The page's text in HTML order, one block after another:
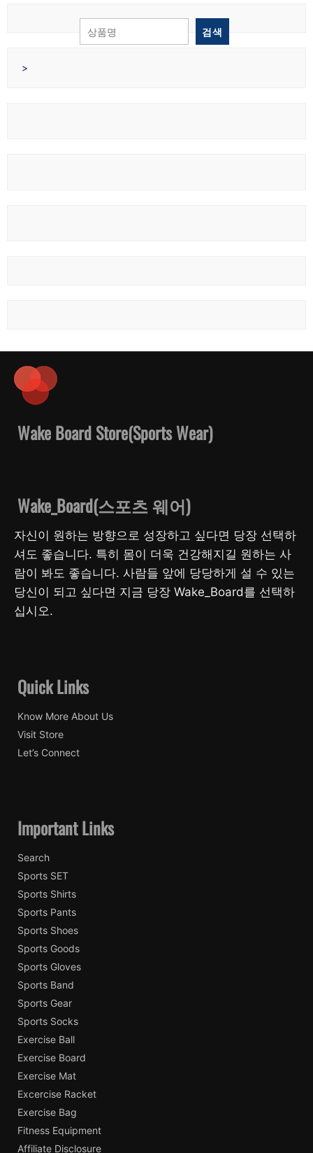
검색
>
Wake Board Store(Sports Wear)
Wake_Board(스포츠 웨어)
자신이 원하는 방향으로 성장하고 싶다면 당장 선택하
셔도 좋습니다. 특히 몸이 더욱 건강해지길 원하는 사
람이 봐도 좋습니다. 사람들 앞에 당당하게 설 수 있는
당신이 되고 싶다면 지금 당장 Wake_Board를 선택하
십시오.
Quick Links
Know More About Us
Visit Store
Let’s Connect
Important Links
Search
Sports SET
Sports Shirts
Sports Pants
Sports Shoes
Sports Goods
Sports Gloves
Sports Band
Sports Gear
Sports Socks
Exercise Ball
Exercise Board
Exercise Mat
Excercise Racket
Exercise Bag
Fitness Equipment
Affiliate Disclosure